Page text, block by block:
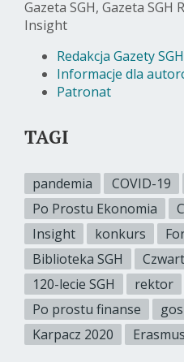
Gazeta SGH, Gazeta SGH
Insight
Redakcja Gazety SGH
Informacje dla
Patronat
TAGI
pandemia COVID-19
Po Prostu Ekonomia
Insight
konkurs
Biblioteka SGH
120-lecie SGH
rektor
Po prostu finanse
Karpacz 2020